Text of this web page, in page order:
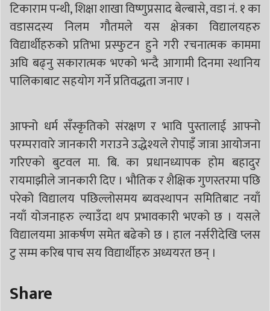
टिकाराम पन्थी, शिक्षा शाखा विष्णुप्रसाद बेल्बासे, वडा नं. १ का
वडासदस्य निलम गौतमले यस क्षेत्रका विद्यालयहरु
विद्यार्थीहरुको प्रतिभा प्रस्फुटन हुने गरी रचनात्मक काममा
अघि बढ्नु सकारात्मक भएको भन्दै आगामी दिनमा स्थानिय
पालिकाबाट सहयोग गर्ने प्रतिवद्धता जनाए ।
आफ्नो धर्म सँस्कृतिको संरक्षण र भावि पुस्तालाई आफ्नो
परम्परावारे जानकारी गराउने उद्धेश्यले रोपाइँ जात्रा आयोजना
गरिएको बुटवल मा. बि. का प्रधानध्यापक होम बहादुर
रायमाझीले जानकारी दिए । भौतिक र शैक्षिक गुणस्तरमा पछि
परेको विद्यालय पछिल्लोसमय ब्यवस्थापन समितिबाट नयाँ
नयाँ योजनाहरु ल्याउँदा थप प्रभावकारी भएको छ । यसले
विद्यालयमा आकर्षण समेत बढेको छ । हाल नर्सरीदेखि प्लस
टु सम्म करिब पाच सय विद्यार्थीहरु अध्ययरत छन् ।
Share